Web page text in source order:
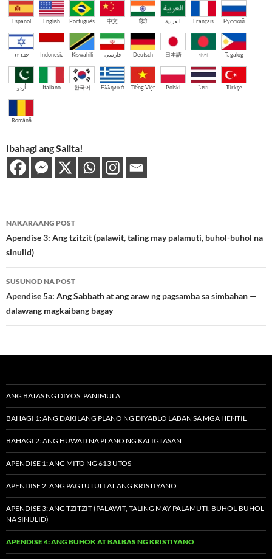
Español English Português 中文 हिंदी العربية Français Русский
עברית Indonesia Kiswahili فارسی Deutsch 日本語 বাংলা Tagalog
اُردو Italiano 한국어 Ελληνικά Tiếng Việt Polski ไทย Türkçe
Română
Ibahagi ang Salita!
Post
navigation
NAKARAANG POST
Apendise 3: Ang tzitzit (palawit, taling may palamuti, buhol-buhol na
sinulid)
SUSUNOD NA POST
Apendise 5a: Ang Sabbath at ang araw ng pagsamba sa simbahan —
dalawang magkaibang bagay
ANG BATAS NG DIYOS: PANIMULA
BAHAGI 1: ANG DAKILANG PLANO NG DIYABLO LABAN SA MGA HENTIL
BAHAGI 2: ANG HUWAD NA PLANO NG KALIGTASAN
APENDISE 1: ANG MITO NG 613 UTOS
APENDISE 2: ANG PAGTUTULI AT ANG KRISTIYANO
APENDISE 3: ANG TZITZIT (PALAWIT, TALING MAY PALAMUTI, BUHOL-BUHOL
NA SINULID)
APENDISE 4: ANG BUHOK AT BALBAS NG KRISTIYANO